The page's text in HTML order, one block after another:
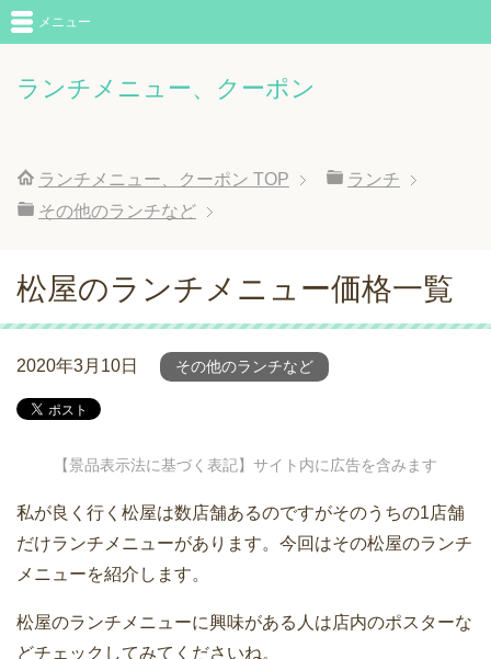
ランチメニュー、クーポン
メニュー
ランチメニュー、クーポン TOP
ランチ
その他のランチなど
松屋のランチメニュー価格一覧
2020年3月10日 その他のランチなど
【景品表示法に基づく表記】サイト内に広告を含みます
私が良く行く松屋は数店舗あるのですがそのうちの1店舗
だけランチメニューがあります。今回はその松屋のランチ
メニューを紹介します。
松屋のランチメニューに興味がある人は店内のポスターな
どチェックしてみてくださいね。